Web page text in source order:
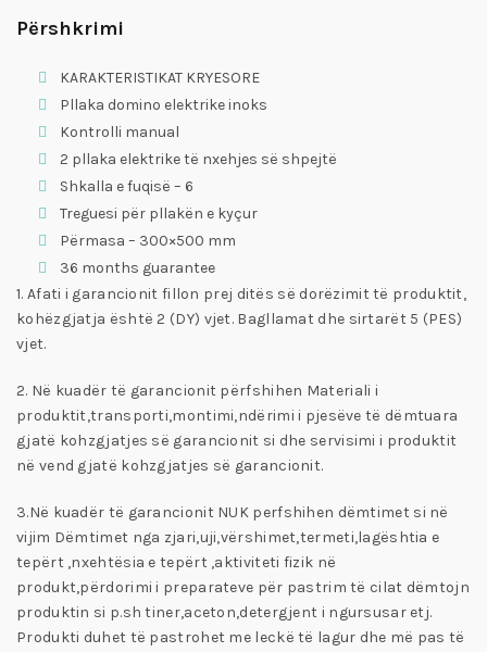
Përshkrimi
KARAKTERISTIKAT KRYESORE
Pllaka domino elektrike inoks
Kontrolli manual
2 pllaka elektrike të nxehjes së shpejtë
Shkalla e fuqisë – 6
Treguesi për pllakën e kyçur
Përmasa – 300×500 mm
36 months guarantee
1. Afati i garancionit fillon prej ditës së dorëzimit të produktit,
kohëzgjatja është 2 (DY) vjet. Bagllamat dhe sirtarët 5 (PES)
vjet.
2. Në kuadër të garancionit përfshihen Materiali i
produktit,transporti,montimi,ndërimi i pjesëve të dëmtuara
gjatë kohzgjatjes së garancionit si dhe servisimi i produktit
në vend gjatë kohzgjatjes së garancionit.
3.Në kuadër të garancionit NUK perfshihen dëmtimet si në
vijim Dëmtimet nga zjari,uji,vërshimet,termeti,lagështia e
tepërt ,nxehtësia e tepërt ,aktiviteti fizik në
produkt,përdorimi i preparateve për pastrim të cilat dëmtojn
produktin si p.sh tiner,aceton,detergjent i ngursusar etj.
Produkti duhet të pastrohet me leckë të lagur dhe më pas të